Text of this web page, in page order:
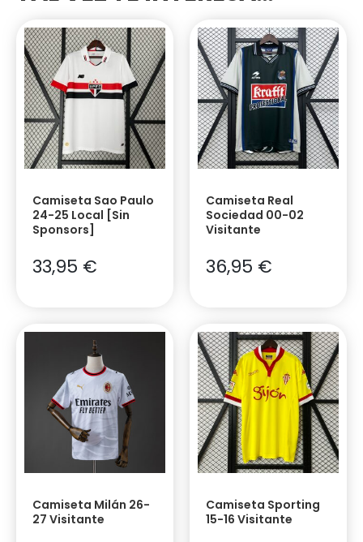
Camiseta Sao Paulo
24-25 Local [Sin
Sponsors]
33,95 €
Camiseta Real
Sociedad 00-02
Visitante
36,95 €
Camiseta Milán 26-
27 Visitante
Camiseta Sporting
15-16 Visitante